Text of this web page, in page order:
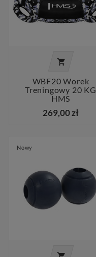

WBF20 Worek
Treningowy 20 KG
HMS
269,00 zł
Nowy